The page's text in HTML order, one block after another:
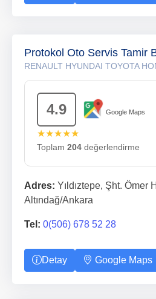
Protokol Oto Servis Tamir
RENAULT HYUNDAI TOYOTA
4.9 Google Maps
★★★★★
Toplam 204 değerlendirme
Adres: Yıldıztepe, Şht. Ömer
Altındağ/Ankara
Tel: 0(506) 678 52 28
Detay Google Maps